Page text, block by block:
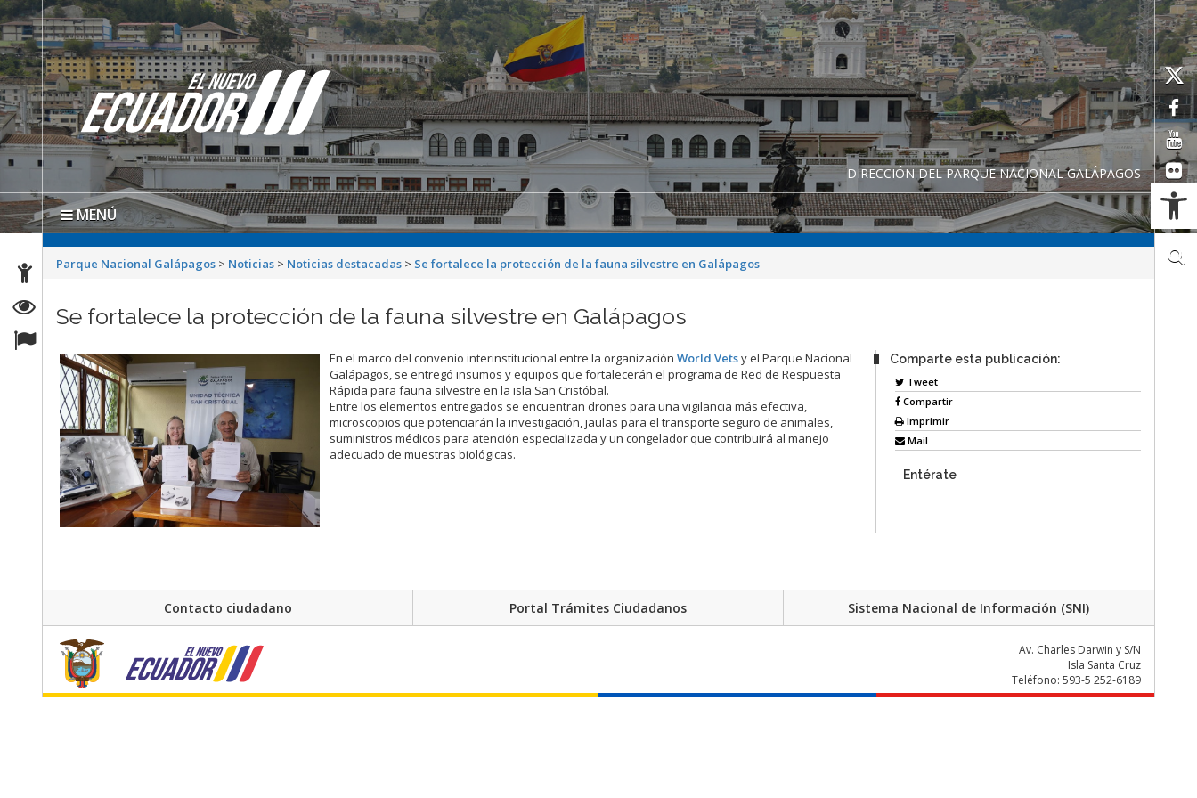
DIRECCIÓN DEL PARQUE NACIONAL GALÁPAGOS
MENÚ
Parque Nacional Galápagos > Noticias > Noticias destacadas > Se fortalece la protección de la fauna silvestre en Galápagos
Se fortalece la protección de la fauna silvestre en Galápagos
En el marco del convenio interinstitucional entre la organizaciónWorld Vetsy el Parque Nacional
Galápagos, se entregó insumos y equipos que fortalecerán el programa de Red de Respuesta
Rápida para fauna silvestre en la isla San Cristóbal.
Entre los elementos entregados se encuentran drones para una vigilancia más efectiva,
microscopios que potenciarán la investigación, jaulas para el transporte seguro de animales,
suministros médicos para atención especializada y un congelador que contribuirá al manejo
adecuado de muestras biológicas.
Comparte esta publicación:
Tweet
Compartir
Imprimir
Mail
Entérate
Contacto ciudadano Portal Trámites Ciudadanos Sistema Nacional de Información (SNI)
Av. Charles Darwin y S/N
Isla Santa Cruz
Teléfono: 593-5 252-6189